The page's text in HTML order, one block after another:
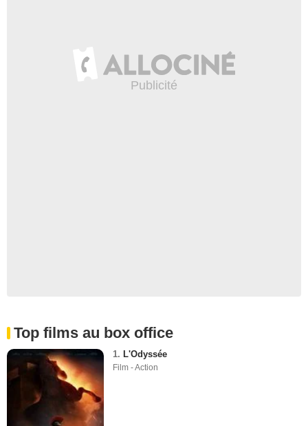
Top films au box office
1. L'Odyssée
Film - Action